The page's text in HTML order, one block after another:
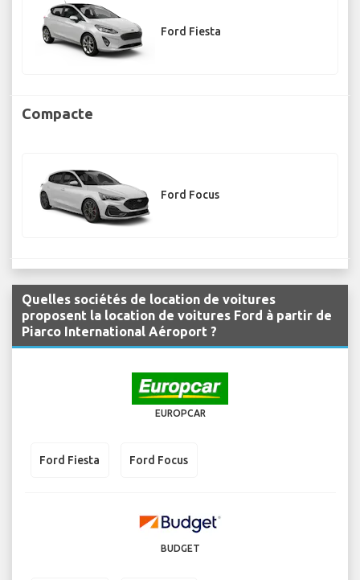
Ford Fiesta
Compacte
Ford Focus
Quelles sociétés de location de voitures
proposent la location de voitures Ford à partir de
Piarco International Aéroport ?
EUROPCAR
Ford Fiesta Ford Focus
BUDGET